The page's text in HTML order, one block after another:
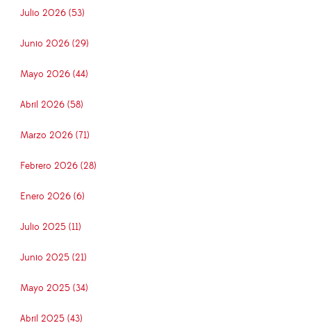
Julio 2026 (53)
Junio 2026 (29)
Mayo 2026 (44)
Abril 2026 (58)
Marzo 2026 (71)
Febrero 2026 (28)
Enero 2026 (6)
Julio 2025 (11)
Junio 2025 (21)
Mayo 2025 (34)
Abril 2025 (43)